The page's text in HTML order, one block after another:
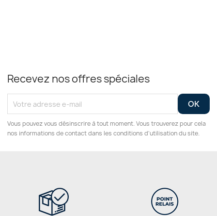
Recevez nos offres spéciales
Vous pouvez vous désinscrire à tout moment. Vous trouverez pour cela
nos informations de contact dans les conditions d'utilisation du site.